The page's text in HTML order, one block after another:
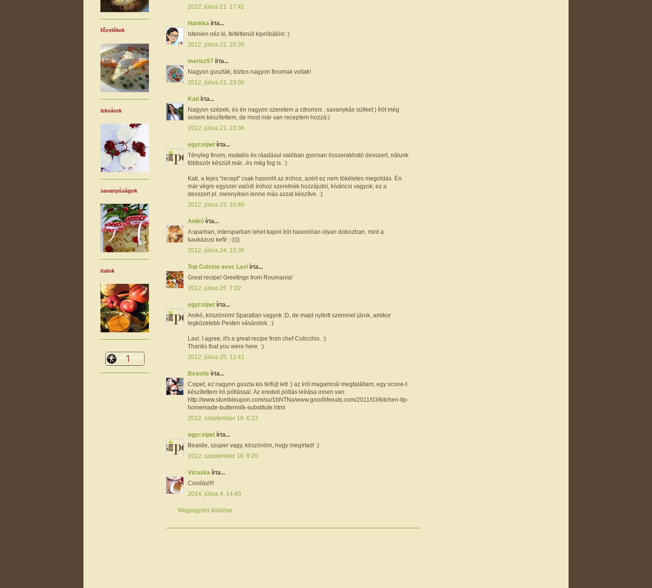
2012. július 21. 17:41
Hankka írta...
Istenien néz ki, feltétlenül kipróbálós! :)
2012. július 21. 20:35
marisz57 írta...
Nagyon guszták, biztos nagyon finomak voltak!
2012. július 21. 23:00
Kati írta...
Nagyon szépek, és én nagyon szeretem a citromos , savanykás sütiket:) Írót még
sosem készítettem, de most már van receptem hozzá:)
2012. július 21. 23:36
egycsipet írta...
Tényleg finom, mutatós és ráadásul valóban gyorsan összerakható desszert, nálunk
többször készült már...és még fog is. :)
Kati, a tejes "recept" csak hasonlít az íróhoz, azért ez nem tökéletes megoldás. Én
már végre egyszer valódi íróhoz szeretnék hozzájutni, kíváncsi vagyok, ez a
desszert pl. mennyiben lenne más azzal készítve. :)
2012. július 23. 10:40
Anikó írta...
A sparban, intersparban lehet kapni írót hasonlóan olyan dobozban, mint a
kaukázusi kefír :-))))
2012. július 24. 15:36
Top Cuisine avec Lavi írta...
Great recipe! Greetings from Roumania!
2012. július 25. 7:02
egycsipet írta...
Anikó, köszönöm! Sparatlan vagyok ;D, de majd nyitott szemmel járok, amikor
legközelebb Pesten vásárolok. :)
Lavi: I agree, it's a great recipe from chef Colicchio. :)
Thanks that you were here. :)
2012. július 25. 12:41
Beastie írta...
Csipet, ez nagyon guszta kis felfújt lett :) az írót magamnál megtaláltam, egy scone-t
készítettem író pótlással. Az eredeti pótlás leírása innen van:
http://www.stumbleupon.com/su/1bNTNa/www.goodlifeeats.com/2011/03/kitchen-tip-
homemade-buttermilk-substitute.html
2012. szeptember 18. 6:23
egycsipet írta...
Beastie, szuper vagy, köszönöm, hogy megírtad! :)
2012. szeptember 18. 9:20
Vicuska írta...
Csodás!!!!
2014. július 4. 14:40
Megjegyzés küldése
főzelékek
lekvárok
savanyúságok
italok